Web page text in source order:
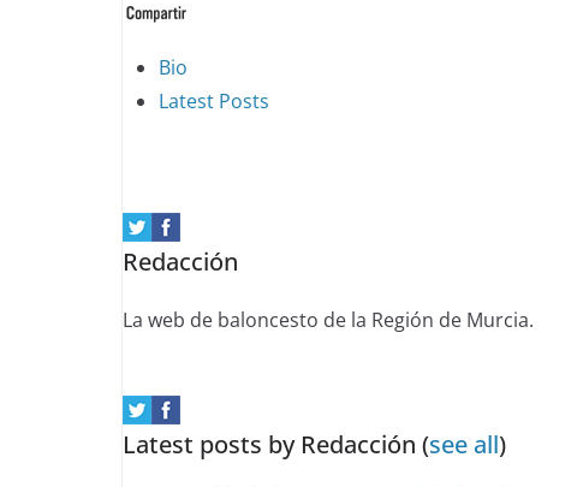
The
following
content
below.
Bio
Latest Posts
Redacción
La web de baloncesto de la Región de Murcia.
Latest posts by Redacción (see all)